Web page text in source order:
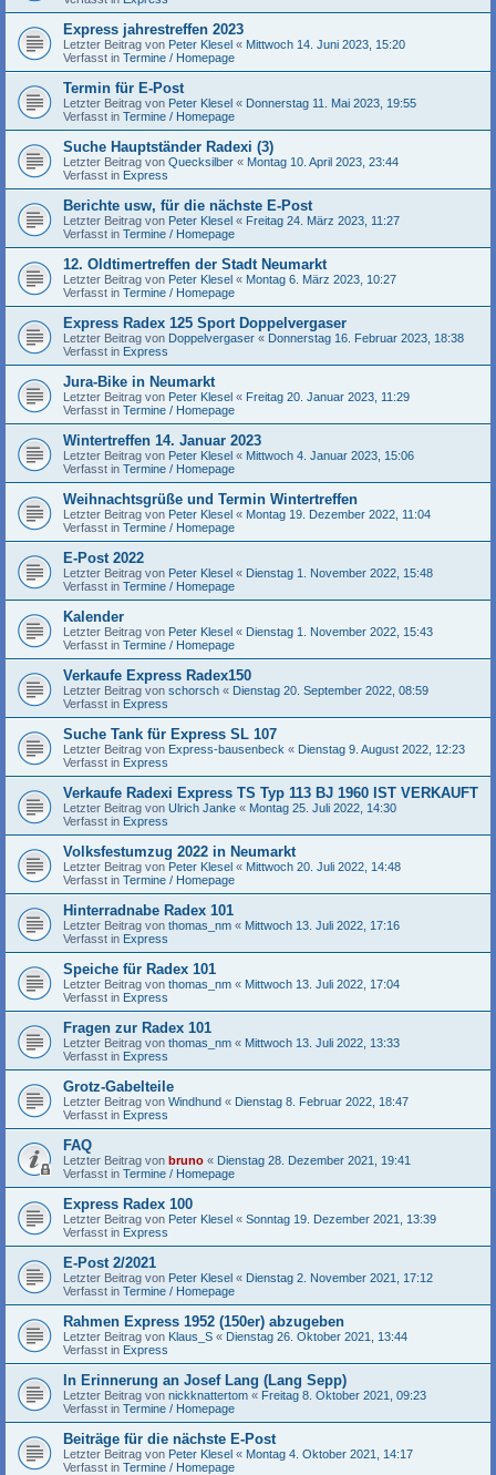
Express jahrestreffen 2023
Letzter Beitrag von Peter Klesel « Mittwoch 14. Juni 2023, 15:20
Verfasst in Termine / Homepage
Termin für E-Post
Letzter Beitrag von Peter Klesel « Donnerstag 11. Mai 2023, 19:55
Verfasst in Termine / Homepage
Suche Hauptständer Radexi (3)
Letzter Beitrag von Quecksilber « Montag 10. April 2023, 23:44
Verfasst in Express
Berichte usw, für die nächste E-Post
Letzter Beitrag von Peter Klesel « Freitag 24. März 2023, 11:27
Verfasst in Termine / Homepage
12. Oldtimertreffen der Stadt Neumarkt
Letzter Beitrag von Peter Klesel « Montag 6. März 2023, 10:27
Verfasst in Termine / Homepage
Express Radex 125 Sport Doppelvergaser
Letzter Beitrag von Doppelvergaser « Donnerstag 16. Februar 2023, 18:38
Verfasst in Express
Jura-Bike in Neumarkt
Letzter Beitrag von Peter Klesel « Freitag 20. Januar 2023, 11:29
Verfasst in Termine / Homepage
Wintertreffen 14. Januar 2023
Letzter Beitrag von Peter Klesel « Mittwoch 4. Januar 2023, 15:06
Verfasst in Termine / Homepage
Weihnachtsgrüße und Termin Wintertreffen
Letzter Beitrag von Peter Klesel « Montag 19. Dezember 2022, 11:04
Verfasst in Termine / Homepage
E-Post 2022
Letzter Beitrag von Peter Klesel « Dienstag 1. November 2022, 15:48
Verfasst in Termine / Homepage
Kalender
Letzter Beitrag von Peter Klesel « Dienstag 1. November 2022, 15:43
Verfasst in Termine / Homepage
Verkaufe Express Radex150
Letzter Beitrag von schorsch « Dienstag 20. September 2022, 08:59
Verfasst in Express
Suche Tank für Express SL 107
Letzter Beitrag von Express-bausenbeck « Dienstag 9. August 2022, 12:23
Verfasst in Express
Verkaufe Radexi Express TS Typ 113 BJ 1960 IST VERKAUFT
Letzter Beitrag von Ulrich Janke « Montag 25. Juli 2022, 14:30
Verfasst in Express
Volksfestumzug 2022 in Neumarkt
Letzter Beitrag von Peter Klesel « Mittwoch 20. Juli 2022, 14:48
Verfasst in Termine / Homepage
Hinterradnabe Radex 101
Letzter Beitrag von thomas_nm « Mittwoch 13. Juli 2022, 17:16
Verfasst in Express
Speiche für Radex 101
Letzter Beitrag von thomas_nm « Mittwoch 13. Juli 2022, 17:04
Verfasst in Express
Fragen zur Radex 101
Letzter Beitrag von thomas_nm « Mittwoch 13. Juli 2022, 13:33
Verfasst in Express
Grotz-Gabelteile
Letzter Beitrag von Windhund « Dienstag 8. Februar 2022, 18:47
Verfasst in Express
FAQ
Letzter Beitrag von bruno « Dienstag 28. Dezember 2021, 19:41
Verfasst in Termine / Homepage
Express Radex 100
Letzter Beitrag von Peter Klesel « Sonntag 19. Dezember 2021, 13:39
Verfasst in Express
E-Post 2/2021
Letzter Beitrag von Peter Klesel « Dienstag 2. November 2021, 17:12
Verfasst in Termine / Homepage
Rahmen Express 1952 (150er) abzugeben
Letzter Beitrag von Klaus_S « Dienstag 26. Oktober 2021, 13:44
Verfasst in Express
In Erinnerung an Josef Lang (Lang Sepp)
Letzter Beitrag von nickknattertom « Freitag 8. Oktober 2021, 09:23
Verfasst in Termine / Homepage
Beiträge für die nächste E-Post
Letzter Beitrag von Peter Klesel « Montag 4. Oktober 2021, 14:17
Verfasst in Termine / Homepage